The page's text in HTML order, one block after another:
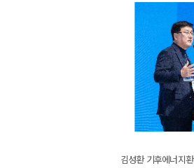
김성환 기후에너지